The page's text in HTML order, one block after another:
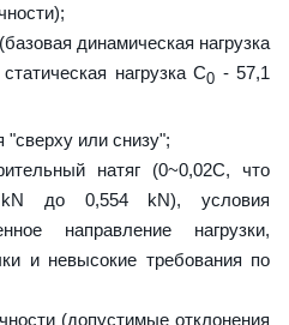
динамическая нагрузка
нагрузка С0 - 57,1
"сверху или снизу";
натяг (0~0,02C, что
до 0,554 kN), условия
направление нагрузки,
и невысокие требования по
(допустимые отклонения